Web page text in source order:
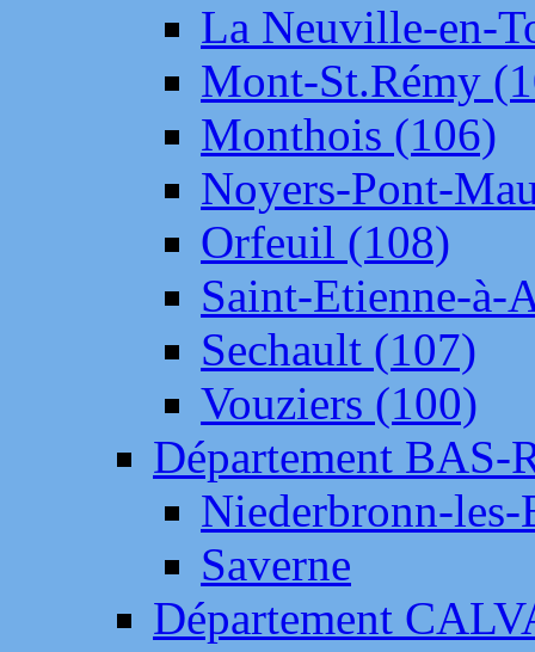
La Neuville-en-
Mont-St.Rémy
Monthois (106)
Noyers-Pont-
Orfeuil (108)
Saint-Etienne-à-
Sechault (107)
Vouziers (100)
Département BAS-
Niederbronn-
Saverne
Département